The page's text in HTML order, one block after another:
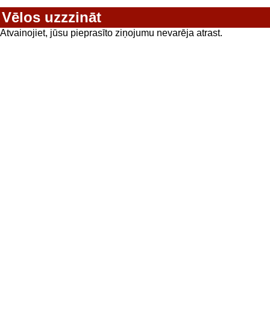
Vēlos uzzzināt
Atvainojiet, jūsu pieprasīto ziņojumu nevarēja atrast.